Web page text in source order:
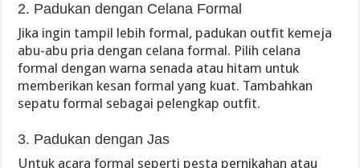
2. Padukan dengan Celana Formal
Jika ingin tampil lebih formal, padukan outfit kemeja
abu-abu pria dengan celana formal. Pilih celana
formal dengan warna senada atau hitam untuk
memberikan kesan formal yang kuat. Tambahkan
sepatu formal sebagai pelengkap outfit.
3. Padukan dengan Jas
Untuk acara formal seperti pesta pernikahan atau